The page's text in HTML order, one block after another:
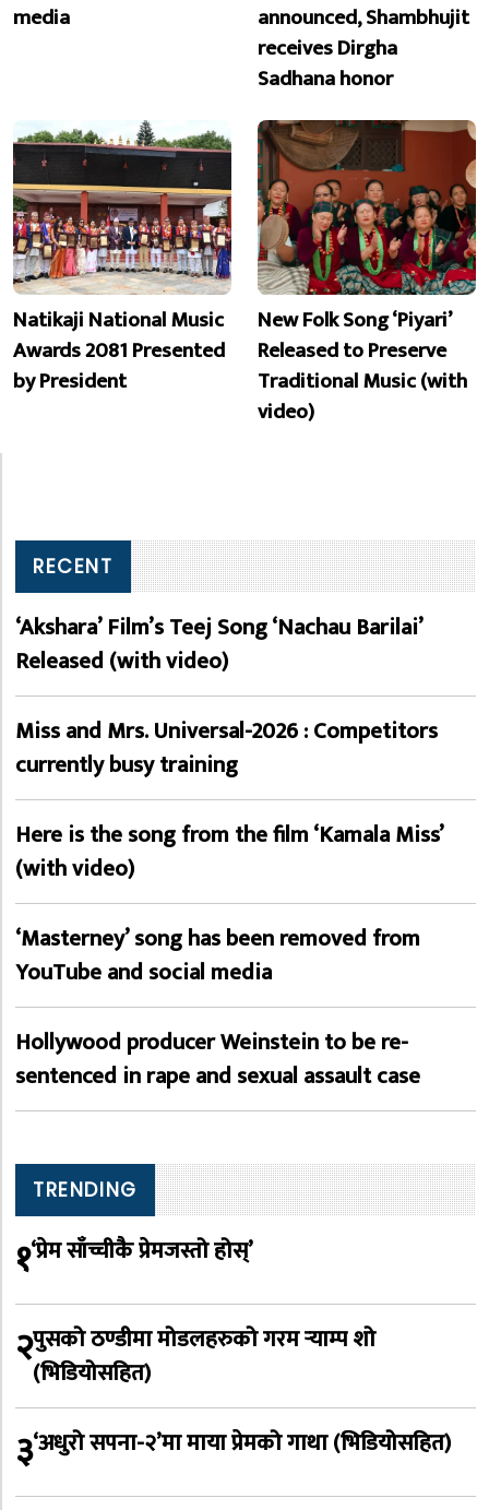
media
announced, Shambhujit
receives Dirgha
Sadhana honor
Natikaji National Music
Awards 2081 Presented
by President
New Folk Song ‘Piyari’
Released to Preserve
Traditional Music (with
video)
RECENT
‘Akshara’ Film’s Teej Song ‘Nachau Barilai’
Released (with video)
Miss and Mrs. Universal-2026 : Competitors
currently busy training
Here is the song from the film ‘Kamala Miss’
(with video)
‘Masterney’ song has been removed from
YouTube and social media
Hollywood producer Weinstein to be re-
sentenced in rape and sexual assault case
TRENDING
१‘प्रेम साँच्चीकै प्रेमजस्तो होस्’
२पुसको ठण्डीमा मोडलहरुको गरम र्‍याम्प शो
(भिडियोसहित)
३‘अधुरो सपना-२’मा माया प्रेमको गाथा (भिडियोसहित)